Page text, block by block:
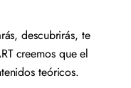
descubrirás, te
creemos que el
teóricos.